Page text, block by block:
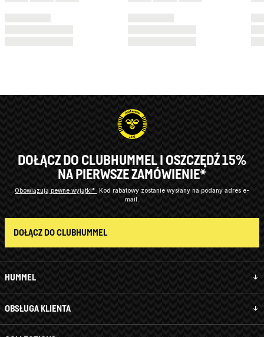
HUMMEL
OBSŁUGA KLIENTA
DOŁĄCZ DO CLUBHUMMEL I OSZCZĘDŹ 15%
NA PIERWSZE ZAMÓWIENIE*
Obowiązują pewne wyjątki*
Kod rabatowy zostanie wysłany na podany adres e-
mail.
DOŁĄCZ DO CLUBHUMMEL